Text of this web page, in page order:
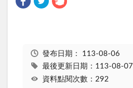
發布日期： 113-08-06
最後更新日期：113-08-07
資料點閱次數：292